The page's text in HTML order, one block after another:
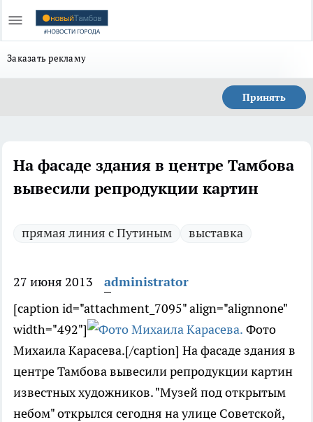
Заказать рекламу
Принять
На фасаде здания в центре Тамбова
вывесили репродукции картин
прямая линия с Путиным выставка
27 июня 2013
administrator
[caption id="attachment_7095" align="alignnone"
width="492"]
Фото
Михаила Карасева.[/caption] На фасаде здания в
центре Тамбова вывесили репродукции картин
известных художников. "Музей под открытым
небом" открылся сегодня на улице Советской,